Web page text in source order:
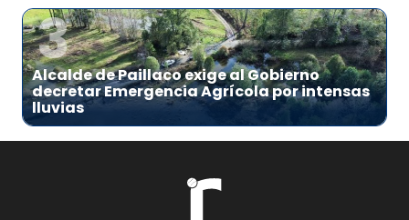
3
Alcalde de Paillaco exige al Gobierno
decretar Emergencia Agrícola por intensas
lluvias